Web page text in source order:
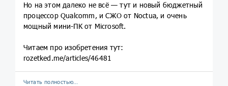
Но на этом далеко не всё — тут и новый бюджетный
процессор Qualcomm, и СЖО от Noctua, и очень
мощный мини-ПК от Microsoft.
Читаем про изобретения тут:
rozetked.me/articles/46481
Читать полностью…